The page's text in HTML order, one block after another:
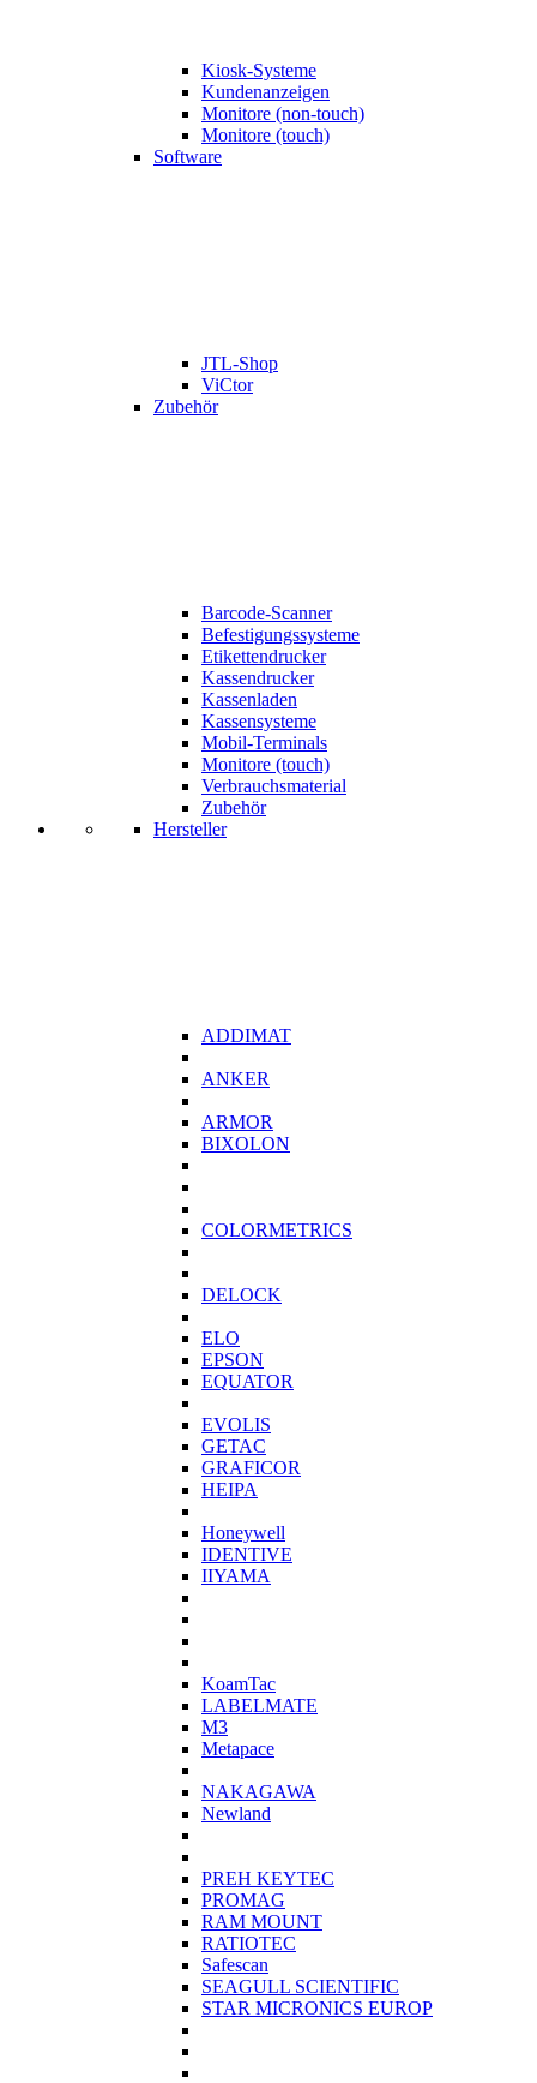
Kiosk-Systeme
Kundenanzeigen
Monitore (non-touch)
Monitore (touch)
Software
JTL-Shop
ViCtor
Zubehör
Barcode-Scanner
Befestigungssysteme
Etikettendrucker
Kassendrucker
Kassenladen
Kassensysteme
Mobil-Terminals
Monitore (touch)
Verbrauchsmaterial
Zubehör
Hersteller
ADDIMAT
ANKER
ARMOR
BIXOLON
COLORMETRICS
DELOCK
ELO
EPSON
EQUATOR
EVOLIS
GETAC
GRAFICOR
HEIPA
Honeywell
IDENTIVE
IIYAMA
KoamTac
LABELMATE
M3
Metapace
NAKAGAWA
Newland
PREH KEYTEC
PROMAG
RAM MOUNT
RATIOTEC
Safescan
SEAGULL SCIENTIFIC
STAR MICRONICS EUROP